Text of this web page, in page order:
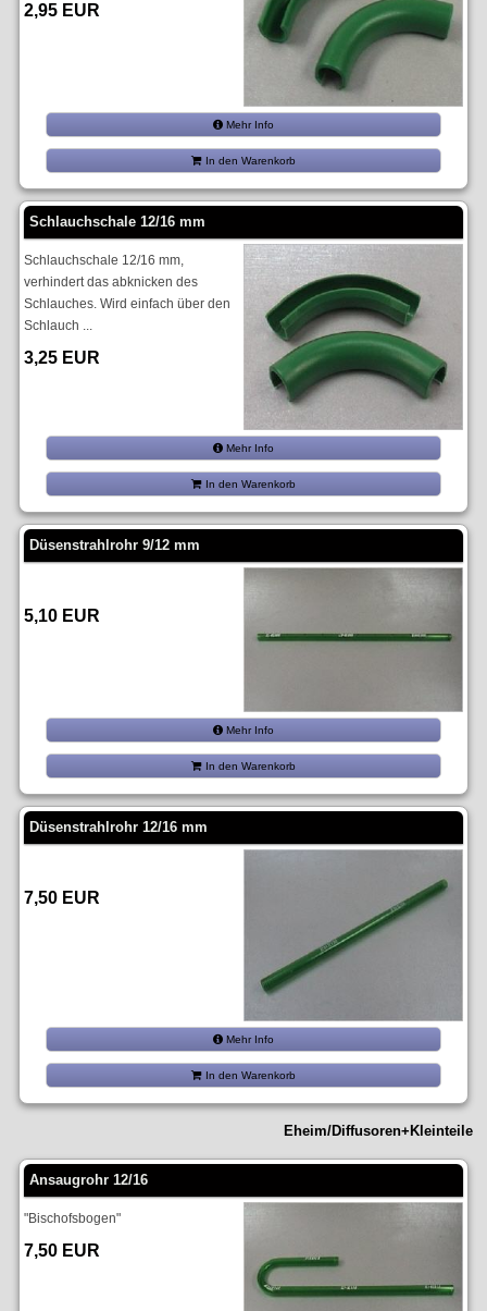
2,95 EUR
Mehr Info
In den Warenkorb
Schlauchschale 12/16 mm
Schlauchschale 12/16 mm,
verhindert das abknicken des
Schlauches. Wird einfach über den
Schlauch ...
3,25 EUR
Mehr Info
In den Warenkorb
Düsenstrahlrohr 9/12 mm
5,10 EUR
Mehr Info
In den Warenkorb
Düsenstrahlrohr 12/16 mm
7,50 EUR
Mehr Info
In den Warenkorb
Eheim/Diffusoren+Kleinteile
Ansaugrohr 12/16
"Bischofsbogen"
7,50 EUR